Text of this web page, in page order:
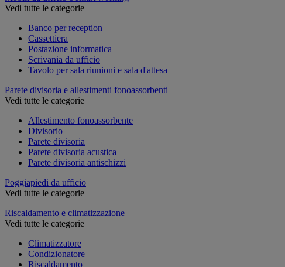
Vedi tutte le categorie
Banco per reception
Cassettiera
Postazione informatica
Scrivania da ufficio
Tavolo per sala riunioni e sala d'attesa
Parete divisoria e allestimenti fonoassorbenti
Vedi tutte le categorie
Allestimento fonoassorbente
Divisorio
Parete divisoria
Parete divisoria acustica
Parete divisoria antischizzi
Poggiapiedi da ufficio
Vedi tutte le categorie
Riscaldamento e climatizzazione
Vedi tutte le categorie
Climatizzatore
Condizionatore
Riscaldamento